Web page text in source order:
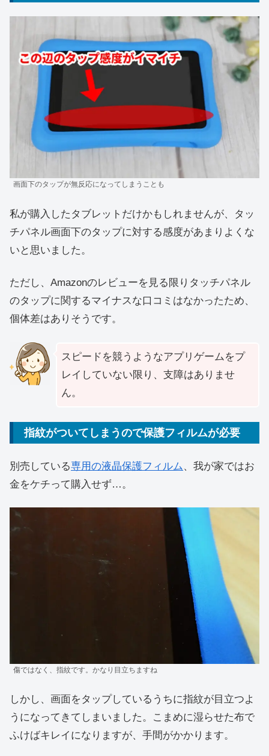
画面下のタップが無反応になってしまうことも
私が購入したタブレットだけかもしれませんが、タッ
チパネル画面下のタップに対する感度があまりよくな
いと思いました。
ただし、Amazonのレビューを見る限りタッチパネル
のタップに関するマイナスな口コミはなかったため、
個体差はありそうです。
スピードを競うようなアプリゲームをプ
レイしていない限り、支障はありませ
ん。
指紋がついてしまうので保護フィルムが必要
別売している専用の液晶保護フィルム 、我が家ではお
金をケチって購入せず…。
傷ではなく、指紋です。かなり目立ちますね
しかし、画面をタップしているうちに指紋が目立つよ
うになってきてしまいました。こまめに湿らせた布で
ふけばキレイになりますが、手間がかかります。